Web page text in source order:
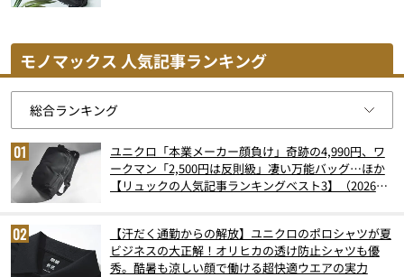
モノマックス 人気記事ランキング
ユニクロ「本業メーカー顔負け」奇跡の4,990円、ワ
ークマン「2,500円は反則級」凄い万能バッグ…ほか
【リュックの人気記事ランキングベスト3】（2026年
【汗だく通勤からの解放】ユニクロのポロシャツが夏
ビジネスの大正解！オリヒカの透け防止シャツも優
秀。酷暑も涼しい顔で働ける超快適ウエアの実力